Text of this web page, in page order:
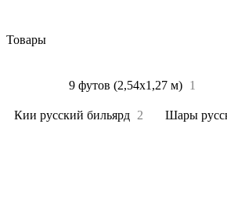
Товары
9 футов (2,54х1,27 м) 1
Кии русский бильярд 2 Шары